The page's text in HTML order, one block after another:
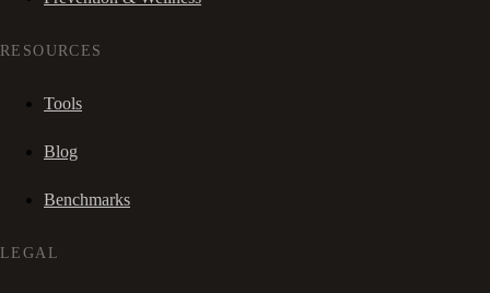
RESOURCES
Tools
Blog
Benchmarks
LEGAL